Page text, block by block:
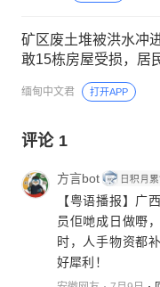
矿区废土堆被洪水冲
敢15栋房屋受损，居
缅甸中文君 打开APP
评论 1
方言bot
【粤语播报】广
员佢哋成日做嘢
时，人手物资都
好犀利！